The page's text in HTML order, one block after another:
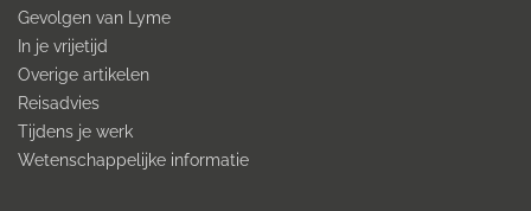
Gevolgen van Lyme
In je vrijetijd
Overige artikelen
Reisadvies
Tijdens je werk
Wetenschappelijke informatie